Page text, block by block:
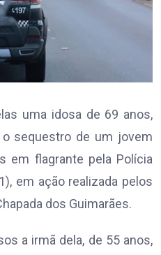
uma idosa de 69 anos,
sequestro de um jovem
em flagrante pela Polícia
em ação realizada pelos
dos Guimarães.
a irmã dela, de 55 anos,